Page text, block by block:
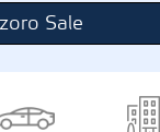
Sale